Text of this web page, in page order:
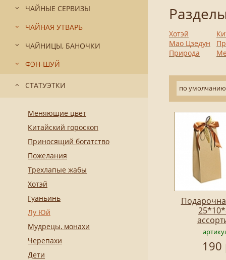
ЧАЙНЫЕ СЕРВИЗЫ
ЧАЙНАЯ УТВАРЬ
ЧАЙНИЦЫ, БАНОЧКИ
ФЭН-ШУЙ
СТАТУЭТКИ
Меняющие цвет
Китайский гороскоп
Приносящий богатство
Пожелания
Трехлапые жабы
Хотэй
Гуаньинь
Лу Юй
Мудрецы, монахи
Черепахи
Дети
Хотэй
Мао Цзедун
Природа
по умолчанию
190